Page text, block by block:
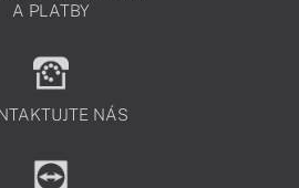
A PLATBY
NÁS